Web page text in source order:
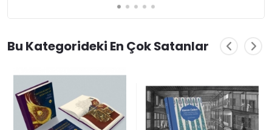
Bu Kategorideki En Çok Satanlar